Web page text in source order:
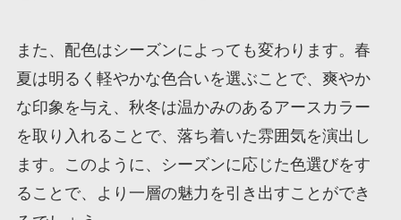
また、配色はシーズンによっても変わります。春
夏は明るく軽やかな色合いを選ぶことで、爽やか
な印象を与え、秋冬は温かみのあるアースカラー
を取り入れることで、落ち着いた雰囲気を演出し
ます。このように、シーズンに応じた色選びをす
ることで、より一層の魅力を引き出すことができ